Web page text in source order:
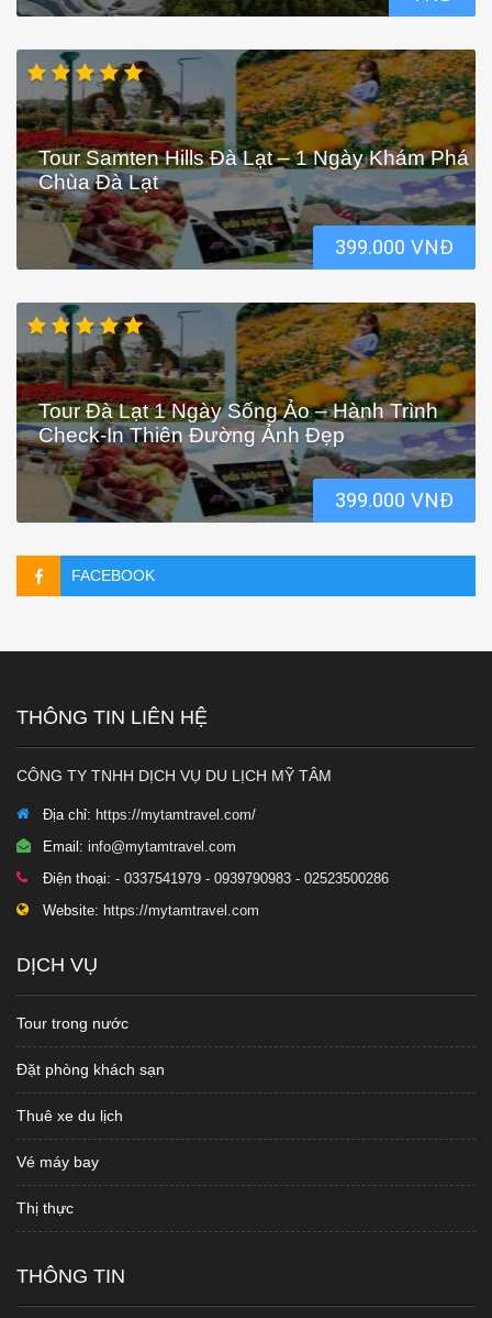
Tour Samten Hills Đà Lạt – 1 Ngày Khám Phá
Chùa Đà Lạt
399.000 VNĐ
Tour Đà Lạt 1 Ngày Sống Ảo – Hành Trình
Check-In Thiên Đường Ảnh Đẹp
399.000 VNĐ
FACEBOOK
THÔNG TIN LIÊN HỆ
CÔNG TY TNHH DỊCH VỤ DU LỊCH MỸ TÂM
Địa chỉ: https://mytamtravel.com/
Email: info@mytamtravel.com
Điện thoại: - 0337541979 - 0939790983 - 02523500286
Website: https://mytamtravel.com
DỊCH VỤ
Tour trong nước
Đặt phòng khách sạn
Thuê xe du lịch
Vé máy bay
Thị thực
THÔNG TIN